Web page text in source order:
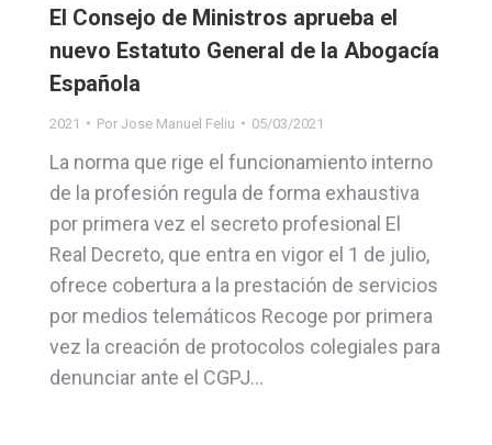
El Consejo de Ministros aprueba el
nuevo Estatuto General de la Abogacía
Española
2021 Por Jose Manuel Feliu 05/03/2021
La norma que rige el funcionamiento interno
de la profesión regula de forma exhaustiva
por primera vez el secreto profesional El
Real Decreto, que entra en vigor el 1 de julio,
ofrece cobertura a la prestación de servicios
por medios telemáticos Recoge por primera
vez la creación de protocolos colegiales para
denunciar ante el CGPJ…